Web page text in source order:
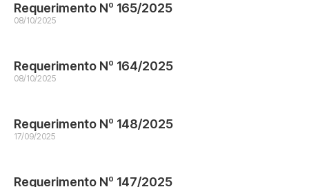
Requerimento Nº 165/2025
08/10/2025
Requerimento Nº 164/2025
08/10/2025
Requerimento Nº 148/2025
17/09/2025
Requerimento Nº 147/2025